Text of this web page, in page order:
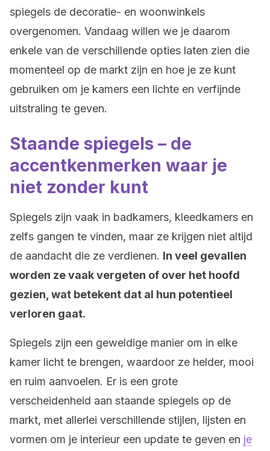
spiegels de decoratie- en woonwinkels
overgenomen. Vandaag willen we je daarom
enkele van de verschillende opties laten zien die
momenteel op de markt zijn en hoe je ze kunt
gebruiken om je kamers een lichte en verfijnde
uitstraling te geven.
Staande spiegels – de
accentkenmerken waar je
niet zonder kunt
Spiegels zijn vaak in badkamers, kleedkamers en
zelfs gangen te vinden, maar ze krijgen niet altijd
de aandacht die ze verdienen. In veel gevallen
worden ze vaak vergeten of over het hoofd
gezien, wat betekent dat al hun potentieel
verloren gaat.
Spiegels zijn een geweldige manier om in elke
kamer licht te brengen, waardoor ze helder, mooi
en ruim aanvoelen. Er is een grote
verscheidenheid aan staande spiegels op de
markt, met allerlei verschillende stijlen, lijsten en
vormen om je interieur een update te geven en je